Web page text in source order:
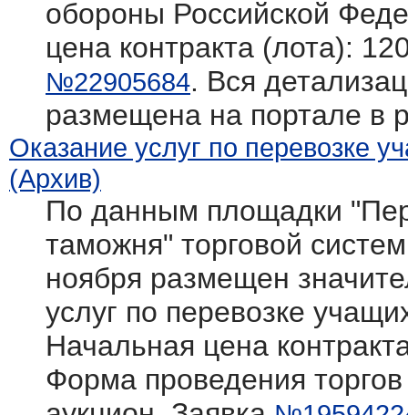
обороны Российской
цена контракта (лота):
№22905684. Вся
размещена на портале в
Оказание услуг по перевозке
(Архив)
По данным площадки
таможня" торговой
ноября размещен
услуг по перевозке
Начальная цена
Форма проведения